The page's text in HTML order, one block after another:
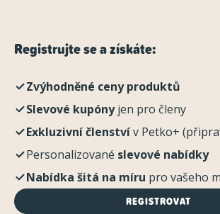
Registrujte se a získáte:
Zvýhodněné ceny produktů
Slevové kupónyjen pro členy
Exkluzivní členstvív Petko+
Personalizované slevové nabídky
Nabídka šitá na míru pro vašeho
REGISTROVAT